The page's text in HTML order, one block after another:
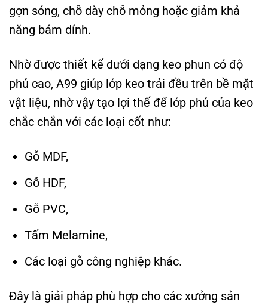
gợn sóng, chỗ dày chỗ mỏng hoặc giảm khả
năng bám dính.
Nhờ được thiết kế dưới dạng keo phun có độ
phủ cao, A99 giúp lớp keo trải đều trên bề mặt
vật liệu, nhờ vậy tạo lợi thế để lớp phủ của keo
chắc chắn với các loại cốt như:
Gỗ MDF,
Gỗ HDF,
Gỗ PVC,
Tấm Melamine,
Các loại gỗ công nghiệp khác.
Đây là giải pháp phù hợp cho các xưởng sản